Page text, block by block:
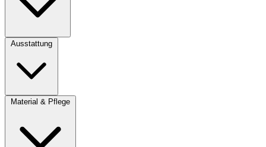
Ausstattung
Material & Pflege